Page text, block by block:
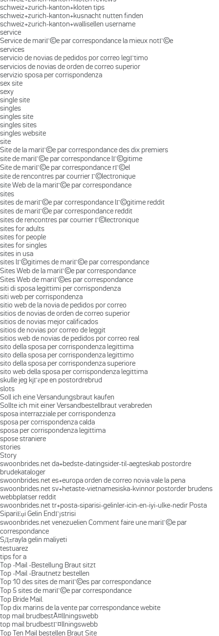
schweiz+zurich-kanton+kloten tips
schweiz+zurich-kanton+kusnacht nutten finden
schweiz+zurich-kanton+wallisellen username
service
Service de mariГ©e par correspondance la mieux notГ©e
services
servicio de novias de pedidos por correo legГ­timo
servicios de novias de orden de correo superior
servizio sposa per corrispondenza
sex site
sexy
single site
singles
singles site
singles sites
singles website
site
Site de la mariГ©e par correspondance des dix premiers
site de mariГ©e par correspondance lГ©gitime
Site de mariГ©e par correspondance rГ©el
site de rencontres par courrier Г©lectronique
site Web de la mariГ©e par correspondance
sites
sites de mariГ©e par correspondance lГ©gitime reddit
sites de mariГ©e par correspondance reddit
sites de rencontres par courrier Г©lectronique
sites for adults
sites for people
sites for singles
sites in usa
sites lГ©gitimes de mariГ©e par correspondance
Sites Web de la mariГ©e par correspondance
Sites Web de mariГ©es par correspondance
siti di sposa legittimi per corrispondenza
siti web per corrispondenza
sitio web de la novia de pedidos por correo
sitios de novias de orden de correo superior
sitios de novias mejor calificados
sitios de novias por correo de leggit
sitios web de novias de pedidos por correo real
sito della sposa per corrispondenza legittima
sito della sposa per corrispondenza legittimo
sito della sposa per corrispondenza superiore
sito web della sposa per corrispondenza legittima
skulle jeg kjГёpe en postordrebrud
slots
Soll ich eine Versandungsbraut kaufen
Sollte ich mit einer Versandbestellbraut verabreden
sposa interrazziale per corrispondenza
sposa per corrispondenza calda
sposa per corrispondenza legittima
spose straniere
stories
Story
swoonbrides.net da+bedste-datingsider-til-aegteskab postordre
brudekataloger
swoonbrides.net es+europa orden de correo novia vale la pena
swoonbrides.net sv+hetaste-vietnamesiska-kvinnor postorder brudens
webbplatser reddit
swoonbrides.net tr+posta-siparisi-gelinler-icin-en-iyi-ulke-nedir Posta
SipariЕџi Gelin EndГјstrisi
swoonbrides.net venezuelien Comment faire une mariГ©e par
correspondance
SД±rayla gelin maliyeti
testuarez
tips for a
Top -Mail -Bestellung Braut sitzt
Top -Mail -Brautnetz bestellen
Top 10 des sites de mariГ©es par correspondance
Top 5 sites de mariГ©e par correspondance
Top Bride Mail.
Top dix marins de la vente par correspondance webite
top mail brudbestÃ¤llningswebb
top mail brudbestГ¤llningswebb
Top Ten Mail bestellen Braut Site